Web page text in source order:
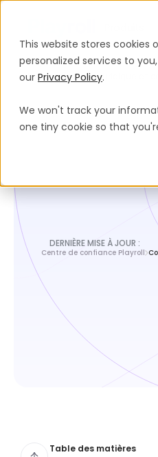
This website stores cookies
personalized services to
our Privacy Policy.
We won't track your
one tiny cookie so that
Espace juridiqueJuridique et
Centre de confiance Playroll
DERNIÈRE MISE À JOUR :
Table des matières